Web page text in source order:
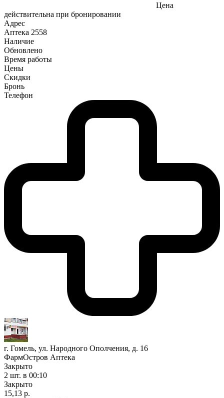
Цена
действительна при бронировании
Адрес
Аптека 2558
Наличие
Обновлено
Время работы
Цены
Скидки
Бронь
Телефон
г. Гомель, ул. Народного Ополчения, д. 16
ФармОстров Аптека
Закрыто
2 шт. в 00:10
Закрыто
15,13 р.